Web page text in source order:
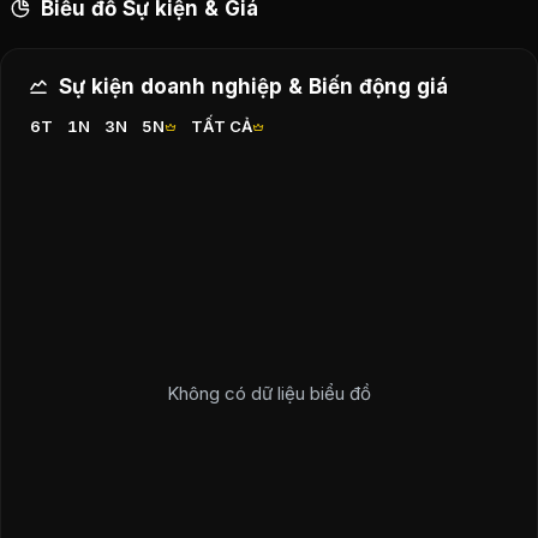
Biểu đồ Sự kiện & Giá
Sự kiện doanh nghiệp & Biến động giá
6T 1N 3N 5N TẤT CẢ
Không có dữ liệu biểu đồ